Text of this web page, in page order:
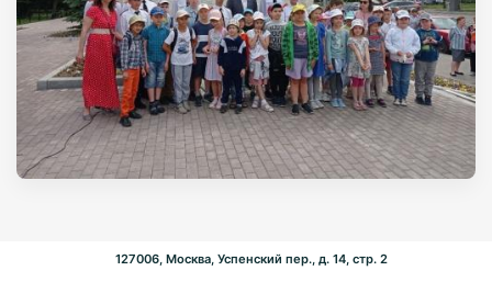
127006, Москва, Успенский пер., д. 14, стр. 2